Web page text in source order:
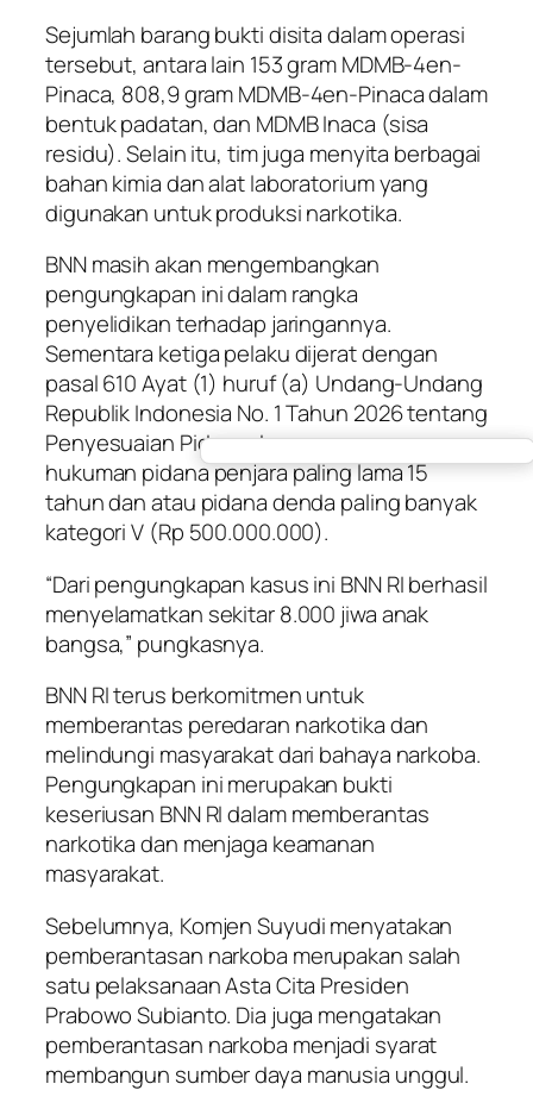
Sejumlah barang bukti disita dalam operasi
tersebut, antara lain 153 gram MDMB-4en-
Pinaca, 808,9 gram MDMB-4en-Pinaca dalam
bentuk padatan, dan MDMB Inaca (sisa
residu). Selain itu, tim juga menyita berbagai
bahan kimia dan alat laboratorium yang
digunakan untuk produksi narkotika.
BNN masih akan mengembangkan
pengungkapan ini dalam rangka
penyelidikan terhadap jaringannya.
Sementara ketiga pelaku dijerat dengan
pasal 610 Ayat (1) huruf (a) Undang-Undang
Republik Indonesia No. 1 Tahun 2026 tentang
Penyesuaian Pidana dengan ancaman
hukuman pidana penjara paling lama 15
tahun dan atau pidana denda paling banyak
kategori V (Rp 500.000.000).
“Dari pengungkapan kasus ini BNN RI berhasil
menyelamatkan sekitar 8.000 jiwa anak
bangsa,” pungkasnya.
BNN RI terus berkomitmen untuk
memberantas peredaran narkotika dan
melindungi masyarakat dari bahaya narkoba.
Pengungkapan ini merupakan bukti
keseriusan BNN RI dalam memberantas
narkotika dan menjaga keamanan
masyarakat.
Sebelumnya, Komjen Suyudi menyatakan
pemberantasan narkoba merupakan salah
satu pelaksanaan Asta Cita Presiden
Prabowo Subianto. Dia juga mengatakan
pemberantasan narkoba menjadi syarat
membangun sumber daya manusia unggul.